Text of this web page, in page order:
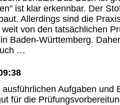
ist klar erkennbar. Der
Allerdings sind die
von den tatsächlichen
Baden-Württemberg.
…
Aufgaben und
für die